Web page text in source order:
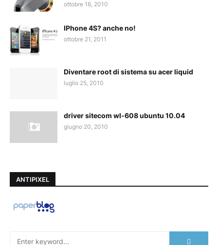
ottobre 16, 2010
IPhone 4S? anche no!
ottobre 21, 2011
Diventare root di sistema su acer liquid
luglio 25, 2010
driver sitecom wl-608 ubuntu 10.04
giugno 20, 2010
ANTIPIXEL